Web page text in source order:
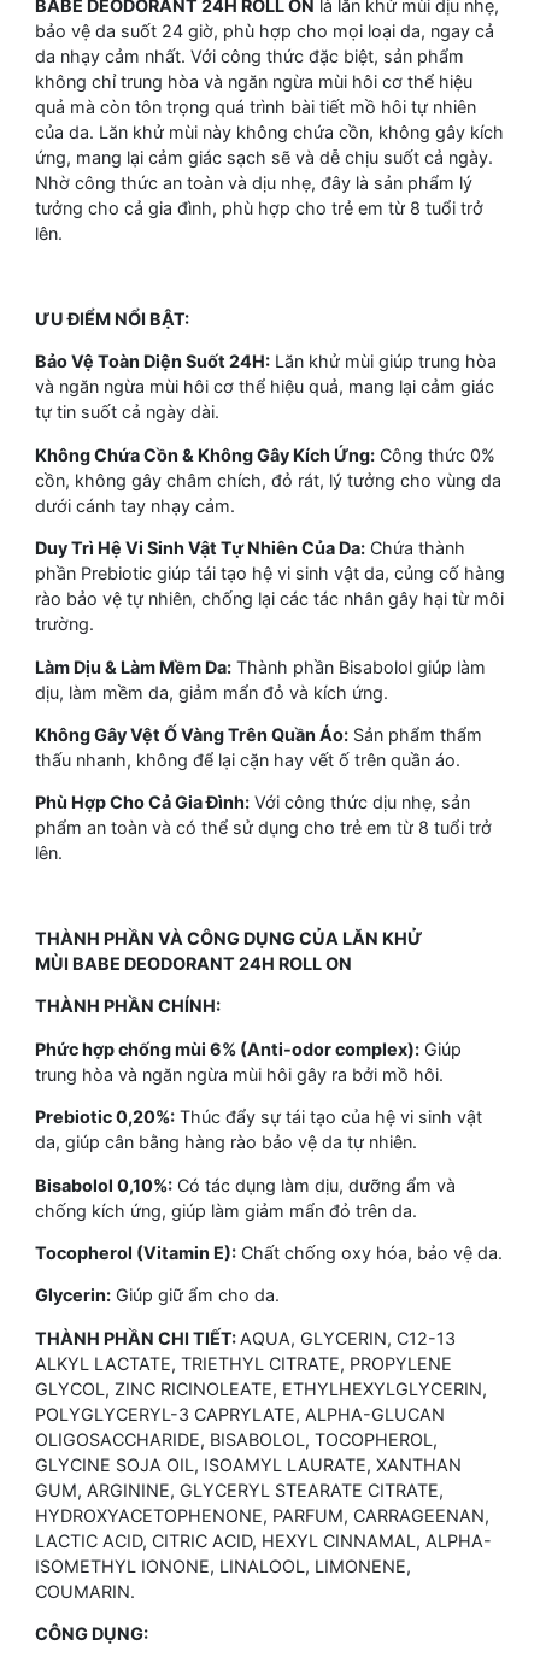
BABE DEODORANT 24H ROLL ON là lăn khử mùi dịu nhẹ,
bảo vệ da suốt 24 giờ, phù hợp cho mọi loại da, ngay cả
da nhạy cảm nhất. Với công thức đặc biệt, sản phẩm
không chỉ trung hòa và ngăn ngừa mùi hôi cơ thể hiệu
quả mà còn tôn trọng quá trình bài tiết mồ hôi tự nhiên
của da. Lăn khử mùi này không chứa cồn, không gây kích
ứng, mang lại cảm giác sạch sẽ và dễ chịu suốt cả ngày.
Nhờ công thức an toàn và dịu nhẹ, đây là sản phẩm lý
tưởng cho cả gia đình, phù hợp cho trẻ em từ 8 tuổi trở
lên.
ƯU ĐIỂM NỔI BẬT:
Bảo Vệ Toàn Diện Suốt 24H: Lăn khử mùi giúp trung hòa
và ngăn ngừa mùi hôi cơ thể hiệu quả, mang lại cảm giác
tự tin suốt cả ngày dài.
Không Chứa Cồn & Không Gây Kích Ứng: Công thức 0%
cồn, không gây châm chích, đỏ rát, lý tưởng cho vùng da
dưới cánh tay nhạy cảm.
Duy Trì Hệ Vi Sinh Vật Tự Nhiên Của Da: Chứa thành
phần Prebiotic giúp tái tạo hệ vi sinh vật da, củng cố hàng
rào bảo vệ tự nhiên, chống lại các tác nhân gây hại từ môi
trường.
Làm Dịu & Làm Mềm Da: Thành phần Bisabolol giúp làm
dịu, làm mềm da, giảm mẩn đỏ và kích ứng.
Không Gây Vệt Ố Vàng Trên Quần Áo: Sản phẩm thẩm
thấu nhanh, không để lại cặn hay vết ố trên quần áo.
Phù Hợp Cho Cả Gia Đình: Với công thức dịu nhẹ, sản
phẩm an toàn và có thể sử dụng cho trẻ em từ 8 tuổi trở
lên.
THÀNH PHẦN VÀ CÔNG DỤNG CỦA LĂN KHỬ
MÙI BABE DEODORANT 24H ROLL ON
THÀNH PHẦN CHÍNH:
Phức hợp chống mùi 6% (Anti-odor complex): Giúp
trung hòa và ngăn ngừa mùi hôi gây ra bởi mồ hôi.
Prebiotic 0,20%: Thúc đẩy sự tái tạo của hệ vi sinh vật
da, giúp cân bằng hàng rào bảo vệ da tự nhiên.
Bisabolol 0,10%: Có tác dụng làm dịu, dưỡng ẩm và
chống kích ứng, giúp làm giảm mẩn đỏ trên da.
Tocopherol (Vitamin E): Chất chống oxy hóa, bảo vệ da.
Glycerin: Giúp giữ ẩm cho da.
THÀNH PHẦN CHI TIẾT: AQUA, GLYCERIN, C12-13
ALKYL LACTATE, TRIETHYL CITRATE, PROPYLENE
GLYCOL, ZINC RICINOLEATE, ETHYLHEXYLGLYCERIN,
POLYGLYCERYL-3 CAPRYLATE, ALPHA-GLUCAN
OLIGOSACCHARIDE, BISABOLOL, TOCOPHEROL,
GLYCINE SOJA OIL, ISOAMYL LAURATE, XANTHAN
GUM, ARGININE, GLYCERYL STEARATE CITRATE,
HYDROXYACETOPHENONE, PARFUM, CARRAGEENAN,
LACTIC ACID, CITRIC ACID, HEXYL CINNAMAL, ALPHA-
ISOMETHYL IONONE, LINALOOL, LIMONENE,
COUMARIN.
CÔNG DỤNG: